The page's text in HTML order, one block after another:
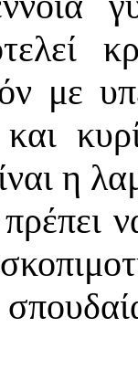
με
και
η